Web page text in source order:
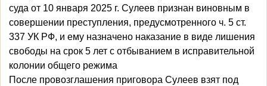
суда от 10 января 2025 г. Сулеев признан виновным в
совершении преступления, предусмотренного ч. 5 ст.
337 УК РФ, и ему назначено наказание в виде лишения
свободы на срок 5 лет с отбыванием в исправительной
колонии общего режима
После провозглашения приговора Сулеев взят под